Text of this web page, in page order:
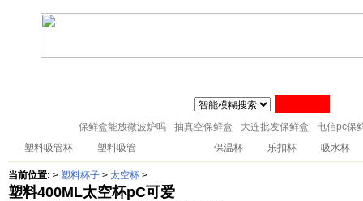
塑料整理箱 塑料储物架
保鲜盒能放微波炉吗 抽真空保鲜盒 大连批发保鲜盒
电信pc保
塑料吸管杯
塑料吸管 保温杯 乐扣杯 吸水杯
当前位置: > 塑料杯子 > 太空杯 >
塑料400ML太空杯pC可爱